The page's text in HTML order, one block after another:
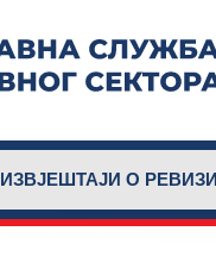
ИЗВЈЕШТАЈИ О